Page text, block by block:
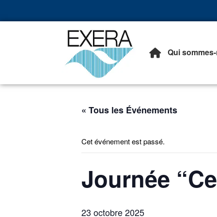
Exera
Association des
Qui
« Tous les Événements
Cet événement est passé.
Journée
23 octobre 2025